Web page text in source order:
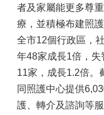
者及家屬能更多尊
療，並積極布建照
全市12個行政區，
年48家成長1倍，
11家，成長1.2倍。
同照護中心提供
護、轉介及諮詢等